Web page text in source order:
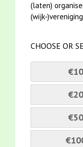
(laten)
(wijk-
CHOOSE OR